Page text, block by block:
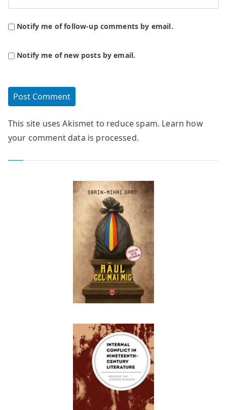
Notify me of follow-up comments by email.
Notify me of new posts by email.
This site uses Akismet to reduce spam. Learn how
your comment data is processed.